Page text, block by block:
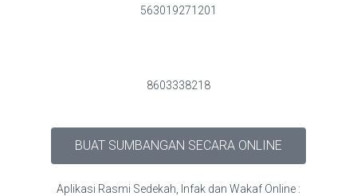
563019271201
8603338218
BUAT SUMBANGAN SECARA ONLINE
Aplikasi Rasmi Sedekah, Infak dan Wakaf Online :